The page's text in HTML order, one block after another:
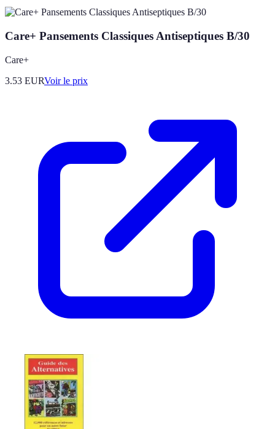
Care+ Pansements Classiques Antiseptiques B/30
Care+
3.53 EURVoir le prix